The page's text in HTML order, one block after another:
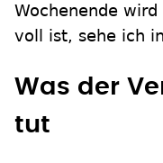
Wochenende
voll ist, sehe ich
Was der
tut